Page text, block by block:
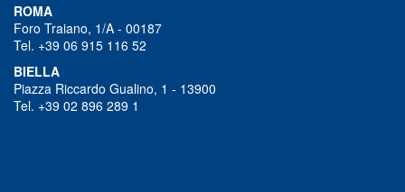
ROMA
Foro Traiano, 1/A - 00187
Tel. +39 06 915 116 52
BIELLA
Piazza Riccardo Gualino, 1 - 13900
Tel. +39 02 896 289 1